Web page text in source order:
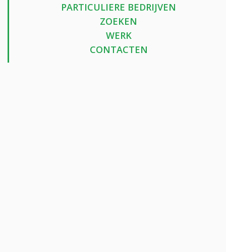
PARTICULIERE BEDRIJVEN
ZOEKEN
WERK
CONTACTEN